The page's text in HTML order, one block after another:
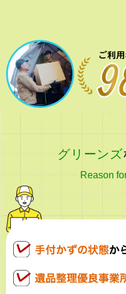
グリーンズ
Reason